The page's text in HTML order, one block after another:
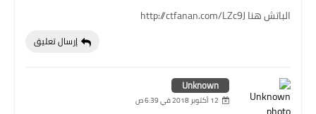
الباتش هنا http://ctfanan.com/LZc9J
إرسال تعليق
Unknown
12 أكتوبر 2018 في 6:39 ص